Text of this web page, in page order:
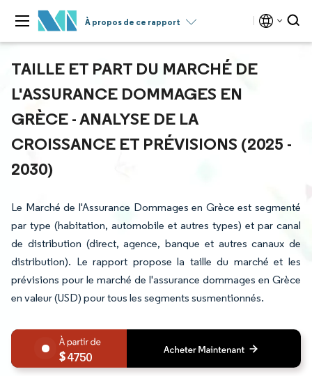
À propos de ce rapport
TAILLE ET PART DU MARCHÉ DE
L'ASSURANCE DOMMAGES EN
GRÈCE - ANALYSE DE LA
CROISSANCE ET PRÉVISIONS (2025 -
2030)
Le Marché de l'Assurance Dommages en Grèce est segmenté
par type (habitation, automobile et autres types) et par canal
de distribution (direct, agence, banque et autres canaux de
distribution). Le rapport propose la taille du marché et les
prévisions pour le marché de l'assurance dommages en Grèce
en valeur (USD) pour tous les segments susmentionnés.
4750